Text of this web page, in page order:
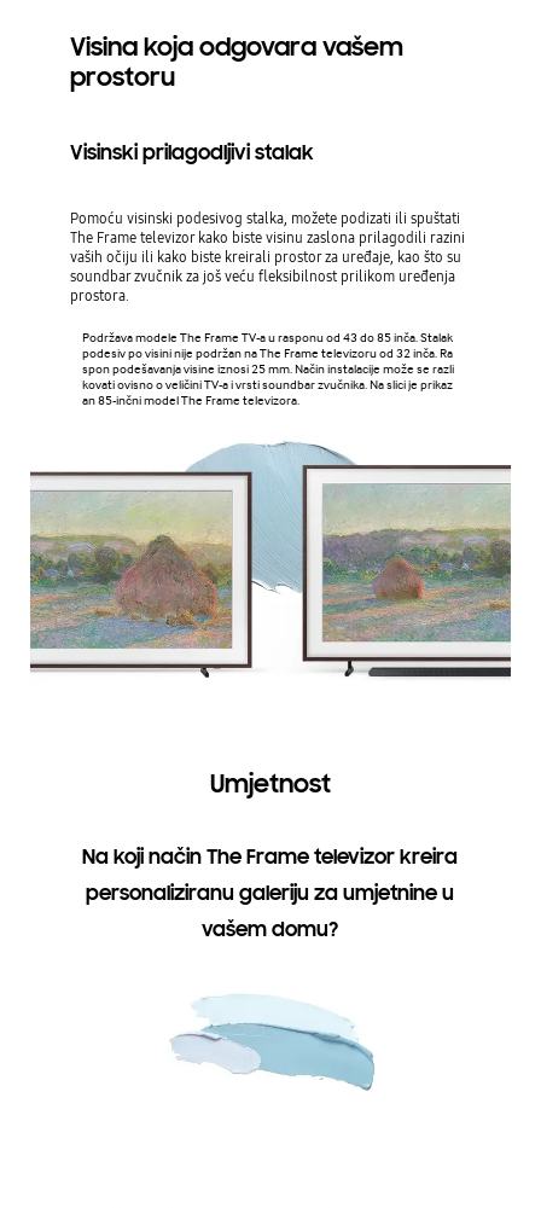
Visina koja odgovara vašem
prostoru
Visinski prilagodljivi stalak
Pomoću visinski podesivog stalka, možete podizati ili spuštati
The Frame televizor kako biste visinu zaslona prilagodili razini
vaših očiju ili kako biste kreirali prostor za uređaje, kao što su
soundbar zvučnik za još veću fleksibilnost prilikom uređenja
prostora.
Podržava modele The Frame TV-a u rasponu od 43 do 85 inča. Stalak
podesiv po visini nije podržan na The Frame televizoru od 32 inča. Ra
spon podešavanja visine iznosi 25 mm. Način instalacije može se razli
kovati ovisno o veličini TV-a i vrsti soundbar zvučnika. Na slici je prikaz
an 85-inčni model The Frame televizora.
Umjetnost
Na koji način The Frame televizor kreira
personaliziranu galeriju za umjetnine u
vašem domu?